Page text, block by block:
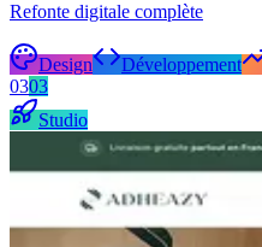
Refonte digitale complète
Design Développement
0303
Studio